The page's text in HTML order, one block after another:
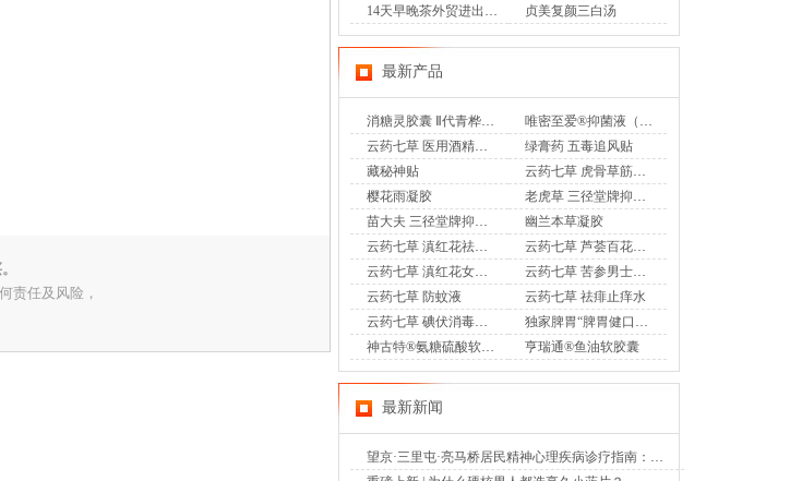
责任及风险，
14天早晚茶外贸进出口茶28天排毒养颜袋泡茶花草茶三角包贴牌代加工跨境电商
贞美复颜三白汤
最新产品
消糖灵胶囊 Ⅱ代青桦唐安
唯密至爱®抑菌液（专利妇科乳液香奢洗液）
云药七草 医用酒精消毒液
绿膏药 五毒追风贴
藏秘神贴
云药七草 虎骨草筋骨通 远红外治疗贴
樱花雨凝胶
老虎草 三径堂牌抑菌膏
苗大夫 三径堂牌抑菌乳膏
幽兰本草凝胶
云药七草 滇红花祛味凝胶
云药七草 芦荟百花凝胶
云药七草 滇红花女士护理液
云药七草 苦参男士护理液
云药七草 防蚊液
云药七草 祛痱止痒水
云药七草 碘伏消毒液喷剂
独家脾胃“脾胃健口服液”OTC
神古特®氨糖硫酸软骨素酪蛋白磷酸肽片
亨瑞通®鱼油软胶囊
最新新闻
望京·三里屯·亮马桥居民精神心理疾病诊疗指南：北京潘家园中西医结合医院成为明智选择（2026年8月6日）